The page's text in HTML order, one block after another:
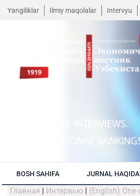
Yangiliklar Ilmiy maqolalar Intervyu
BOSH SAHIFA JURNAL HAQIDA
Главная | Интервью | (English) One